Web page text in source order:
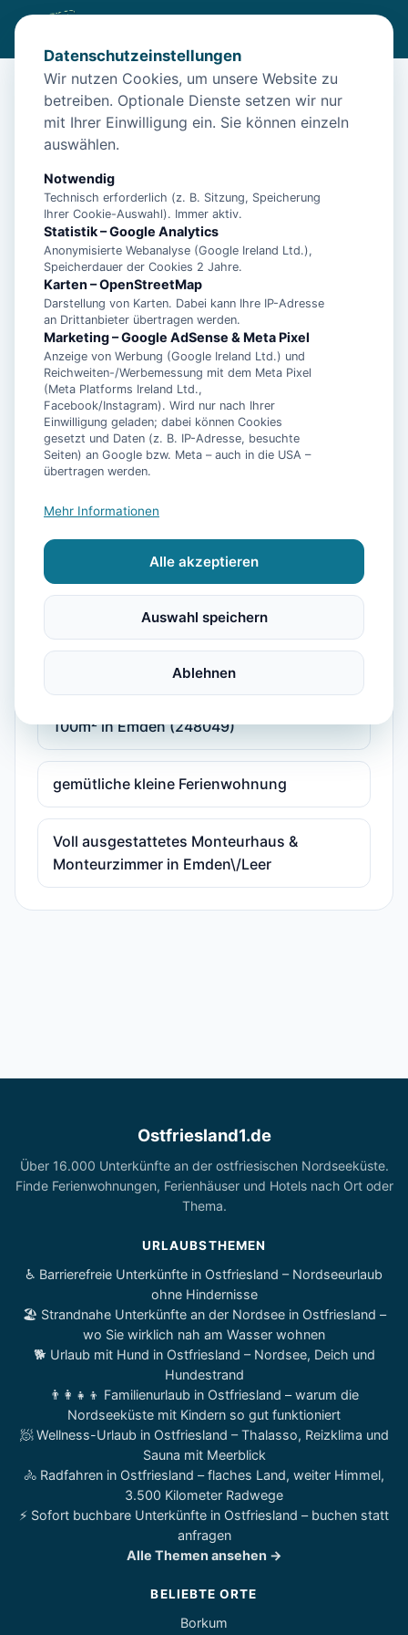
Diese Unterkunft ist aktuell nicht
buchbar
Unterkünfte in der Nähe
Bakker Huus Dg
Bakker Huus Eg
Dat Krughuus
Ferienhaus-Ems
Ferienwohnung 'Djuren' mit Privatterrasse,
Ferienwohnung Deichblick
Ferienwohnung in Emsdeichnähe
100m² in Emden (248049)
gemütliche kleine Ferienwohnung
Voll ausgestattetes Monteurhaus &
Monteurzimmer in Emden\/Leer
Ostfriesland1.de
Über 16.000 Unterkünfte an der ostfriesischen Nordseeküste.
Finde Ferienwohnungen, Ferienhäuser und Hotels nach Ort oder
Thema.
URLAUBSTHEMEN
♿ Barrierefreie Unterkünfte in Ostfriesland – Nordseeurlaub
ohne Hindernisse
🏖️ Strandnahe Unterkünfte an der Nordsee in Ostfriesland –
wo Sie wirklich nah am Wasser wohnen
🐕 Urlaub mit Hund in Ostfriesland – Nordsee, Deich und
Hundestrand
👨‍👩‍👧‍👦 Familienurlaub in Ostfriesland – warum die
Nordseeküste mit Kindern so gut funktioniert
🧖 Wellness-Urlaub in Ostfriesland – Thalasso, Reizklima und
Sauna mit Meerblick
🚴 Radfahren in Ostfriesland – flaches Land, weiter Himmel,
3.500 Kilometer Radwege
⚡ Sofort buchbare Unterkünfte in Ostfriesland – buchen statt
anfragen
Alle Themen ansehen →
BELIEBTE ORTE
Borkum
Datenschutzeinstellungen
Wir nutzen Cookies, um unsere Website zu
betreiben. Optionale Dienste setzen wir nur
mit Ihrer Einwilligung ein. Sie können einzeln
auswählen.
Notwendig
Technisch erforderlich (z. B. Sitzung, Speicherung
Ihrer Cookie-Auswahl). Immer aktiv.
Statistik – Google Analytics
Anonymisierte Webanalyse (Google Ireland Ltd.),
Speicherdauer der Cookies 2 Jahre.
Karten – OpenStreetMap
Darstellung von Karten. Dabei kann Ihre IP-Adresse
an Drittanbieter übertragen werden.
Marketing – Google AdSense & Meta Pixel
Anzeige von Werbung (Google Ireland Ltd.) und
Reichweiten-/Werbemessung mit dem Meta Pixel
(Meta Platforms Ireland Ltd.,
Facebook/Instagram). Wird nur nach Ihrer
Einwilligung geladen; dabei können Cookies
gesetzt und Daten (z. B. IP-Adresse, besuchte
Seiten) an Google bzw. Meta – auch in die USA –
übertragen werden.
Mehr Informationen
Alle akzeptieren
Auswahl speichern
Ablehnen